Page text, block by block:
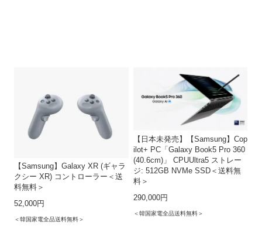
【Samsung】Galaxy XR (ギャラ
クシー XR) コントローラー＜送
料無料＞
52,000円
＜韓国家電全品送料無料＞
【日本未発売】【Samsung】Cop
ilot+ PC「Galaxy Book5 Pro 360
(40.6cm)」 CPUUltra5 ストレー
ジ: 512GB NVMe SSD＜送料無
料＞
290,000円
＜韓国家電全品送料無料＞